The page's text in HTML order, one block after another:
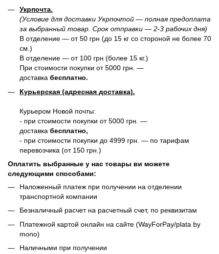
Укрпочта.
(Условие для доставки Укрпочтой — полная предоплата
за выбранный товар. Срок отправки — 2-3 рабочих дня)
В отделение — от 50 грн (до 15 кг со стороной не более 70
см.)
В отделение — от 100 грн (более 15 кг.)
При стоимости покупки от 5000 грн. —
доставка бесплатно.
Курьерская (адресная доставка).
Курьером Новой почты:
- при стоимости покупки от 5000 грн. —
доставка бесплатно,
- при стоимости покупки до 4999 грн. — по тарифам
перевозчика (от 150 грн.)
Оплатить выбранные у нас товары ви можете
следующими способами:
Наложенный платеж при получении на отделении
транспортной компании
Безналичный расчет на расчетный счет, по реквизитам
Платежной картой онлайн на сайте (WayForPay/plata by
mono)
Наличными при получении